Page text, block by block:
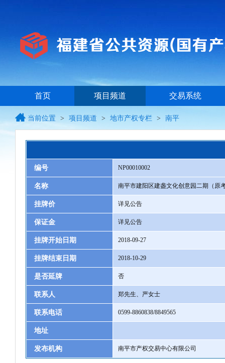
首页 项目频道 交易系统
当前位置 > 项目频道 > 地市产权专栏 > 南平
编号 NP00010002
名称 南平市建阳区建盏文化创意园二期（原
挂牌价 详见公告
保证金 详见公告
挂牌开始日期 2018-09-27
挂牌结束日期 2018-10-29
是否延牌 否
联系人 郑先生、严女士
联系电话 0599-8860838/8849565
地址
发布机构 南平市产权交易中心有限公司